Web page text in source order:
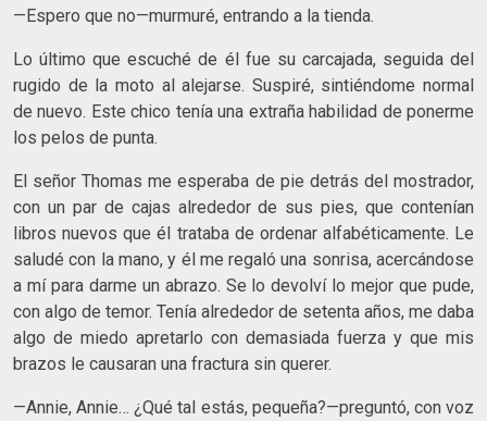
—Espero que no—murmuré, entrando a la tienda.
Lo último que escuché de él fue su carcajada, seguida del
rugido de la moto al alejarse. Suspiré, sintiéndome normal
de nuevo. Este chico tenía una extraña habilidad de ponerme
los pelos de punta.
El señor Thomas me esperaba de pie detrás del mostrador,
con un par de cajas alrededor de sus pies, que contenían
libros nuevos que él trataba de ordenar alfabéticamente. Le
saludé con la mano, y él me regaló una sonrisa, acercándose
a mí para darme un abrazo. Se lo devolví lo mejor que pude,
con algo de temor. Tenía alrededor de setenta años, me daba
algo de miedo apretarlo con demasiada fuerza y que mis
brazos le causaran una fractura sin querer.
—Annie, Annie… ¿Qué tal estás, pequeña?—preguntó, con voz